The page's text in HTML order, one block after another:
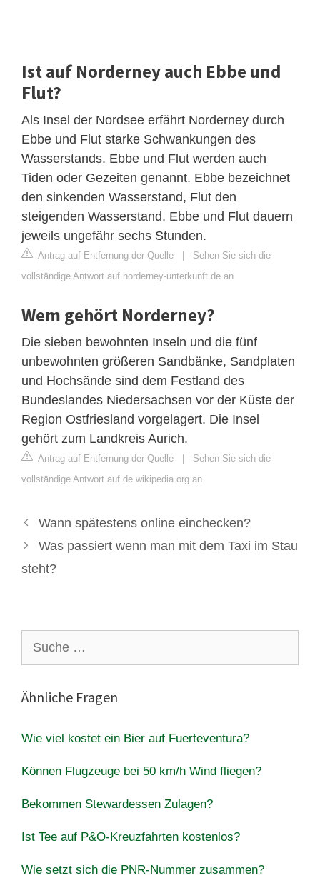
Ist auf Norderney auch Ebbe und
Flut?
Als Insel der Nordsee erfährt Norderney durch
Ebbe und Flut starke Schwankungen des
Wasserstands. Ebbe und Flut werden auch
Tiden oder Gezeiten genannt. Ebbe bezeichnet
den sinkenden Wasserstand, Flut den
steigenden Wasserstand. Ebbe und Flut dauern
jeweils ungefähr sechs Stunden.
Antrag auf Entfernung der Quelle | Sehen Sie sich die
vollständige Antwort auf norderney-unterkunft.de an
Wem gehört Norderney?
Die sieben bewohnten Inseln und die fünf
unbewohnten größeren Sandbänke, Sandplaten
und Hochsände sind dem Festland des
Bundeslandes Niedersachsen vor der Küste der
Region Ostfriesland vorgelagert. Die Insel
gehört zum Landkreis Aurich.
Antrag auf Entfernung der Quelle | Sehen Sie sich die
vollständige Antwort auf de.wikipedia.org an
Wann spätestens online einchecken?
Was passiert wenn man mit dem Taxi im Stau
steht?
nach:
Ähnliche Fragen
Wie viel kostet ein Bier auf Fuerteventura?
Können Flugzeuge bei 50 km/h Wind fliegen?
Bekommen Stewardessen Zulagen?
Ist Tee auf P&O-Kreuzfahrten kostenlos?
Wie setzt sich die PNR-Nummer zusammen?